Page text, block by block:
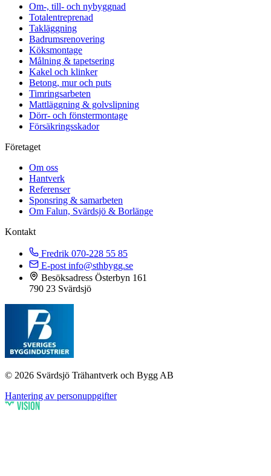
Om-, till- och nybyggnad
Totalentreprenad
Takläggning
Badrumsrenovering
Köksmontage
Målning & tapetsering
Kakel och klinker
Betong, mur och puts
Timringsarbeten
Mattläggning & golvslipning
Dörr- och fönstermontage
Försäkringsskador
Företaget
Om oss
Hantverk
Referenser
Sponsring & samarbeten
Om Falun, Svärdsjö & Borlänge
Kontakt
Fredrik 070-228 55 85
E-post info@sthbygg.se
Besöksadress Österbyn 161
790 23 Svärdsjö
© 2026 Svärdsjö Trähantverk och Bygg AB
Hantering av personuppgifter